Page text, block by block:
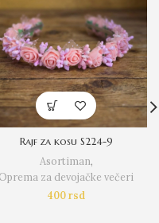
Rajf za kosu S224-9
Asortiman,
Oprema za devojačke večeri
400rsd